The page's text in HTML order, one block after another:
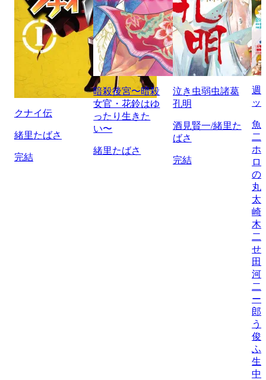
クナイ伝
緒里たばさ
完結
暗殺後宮〜暗殺
女官・花鈴はゆ
ったり生きた
い〜
緒里たばさ
泣き虫弱虫諸葛
孔明
酒見賢一/緒里た
ばさ
完結
週
ッ
魚
二
ホ
ロ
の
丸
太
崎
木
二
せ
田
河
二
ー
郎
う
俊/
ふ
生
中